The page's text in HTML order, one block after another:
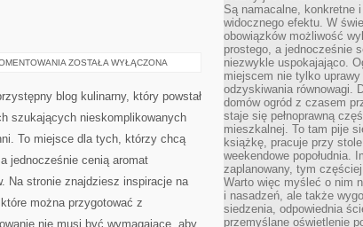
SOSY
ZOSTAŁA WYŁĄCZONA
blog kulinarny, który powstał
szukających nieskomplikowanych
To miejsce dla tych, którzy chcą
jednocześnie cenią aromat
Na stronie znajdziesz inspiracje na
można przygotować z
nie musi być wymagające, aby
Są namacalne, konkretne
widocznego efektu. W
obowiązków możliwość
prostego, a jednocześnie
niezwykle uspokajająco.
miejscem nie tylko
odzyskiwania równowagi.
domów ogród z czasem
staje się pełnoprawną
mieszkalnej. To tam pije
książkę, pracuje przy
weekendowe popołudnia.
zaplanowany, tym
Warto więc myśleć o nim
i nasadzeń, ale także
siedzenia, odpowiednia
przemyślane oświetlenie